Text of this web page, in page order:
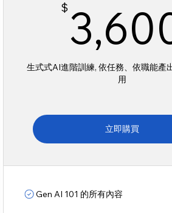
$
生式式AI進階訓練, 依任務、依職能產
用
立即購買
Gen AI 101 的所有內容